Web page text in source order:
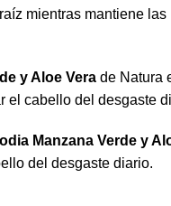
mientras mantiene
y Aloe Vera de Natura
el cabello del desgaste
Manzana Verde y
del desgaste diario.